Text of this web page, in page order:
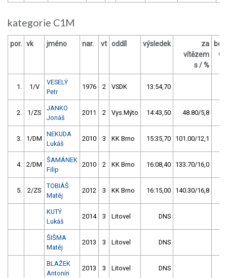
kategorie C1M
por. vk jméno nar. vt oddíl výsledek
za
vítězem
s / %
1. 1/V
VESELÝ
Petr
1976 2 VSDK 13:54,70
2. 1/ZS
JANKO
Jonáš
2011 2 Vys.Mýto 14:43,50 48.80/5,8
3. 1/DM
NEKUDA
Lukáš
2010 3 KK Brno 15:35,70 101.00/12,1
4. 2/DM
ŠAMÁNEK
Filip
2010 2 KK Brno 16:08,40 133.70/16,0
5. 2/ZS
TOBIÁŠ
Matěj
2012 3 KK Brno 16:15,00 140.30/16,8
KUTÝ
Lukáš
2014 3 Litovel DNS
ŠIŠMA
Matěj
2013 3 Litovel DNS
BLAŽEK
Antonín
2013 3 Litovel DNS